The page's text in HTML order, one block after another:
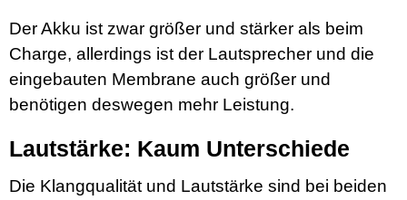
Der Akku ist zwar größer und stärker als beim
Charge, allerdings ist der Lautsprecher und die
eingebauten Membrane auch größer und
benötigen deswegen mehr Leistung.
Lautstärke: Kaum Unterschiede
Die Klangqualität und Lautstärke sind bei beiden